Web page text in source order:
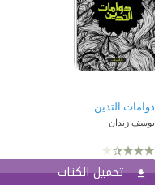
دوامات التدين
يوسف زيدان
تحميل الكتاب